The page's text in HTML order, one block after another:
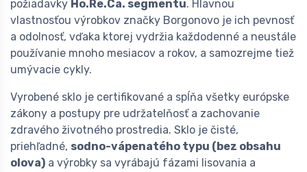
požiadavky Ho.Re.Ca. segmentu. Hlavnou
vlastnosťou výrobkov značky Borgonovo je ich pevnosť
a odolnosť, vďaka ktorej vydržia každodenné a neustále
používanie mnoho mesiacov a rokov, a samozrejme tiež
umývacie cykly.
Vyrobené sklo je certifikované a spĺňa všetky európske
zákony a postupy pre udržatelňosť a zachovanie
zdravého životného prostredia. Sklo je čisté,
priehľadné, sodno-vápenatého typu (bez obsahu
olova) a výrobky sa vyrábajú fázami lisovania a